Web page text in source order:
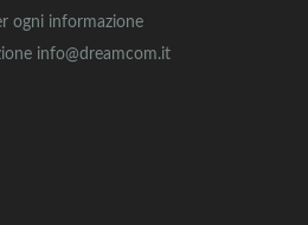
ogni informazione
info@dreamcom.it